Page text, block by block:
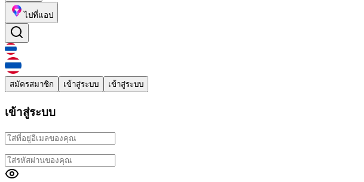
ไปที่แอป
สมัครสมาชิก เข้าสู่ระบบ เข้าสู่ระบบ
เข้าสู่ระบบ